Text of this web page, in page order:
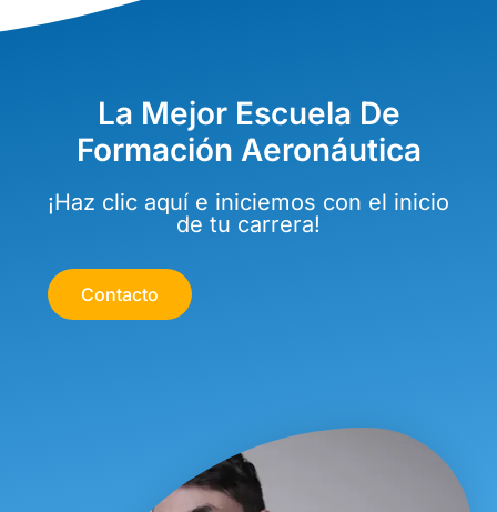
La Mejor Escuela De
Formación Aeronáutica
¡Haz clic aquí e iniciemos con el inicio
de tu carrera!
Contacto